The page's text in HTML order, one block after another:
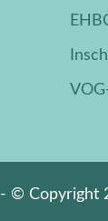
- © Copyright